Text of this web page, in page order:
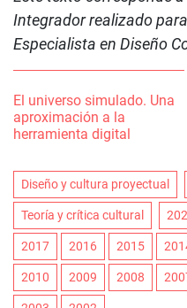
Integrador realizado
Especialista en Diseño
El universo simulado. Una
aproximación a la
herramienta digital
Diseño y cultura proyectual
Teoría y crítica cultural
2017 2016 2015
2010 2009 2008